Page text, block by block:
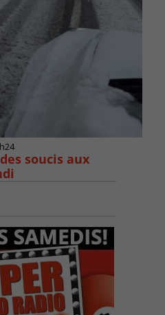
soucis aux